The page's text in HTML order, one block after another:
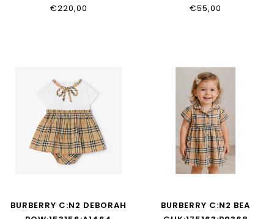
SET:122125:A1439
€220,00
€55,00
BURBERRY C:N2 DEBORAH
BURBERRY C:N2 BEA